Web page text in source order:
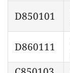
D850101
D860111